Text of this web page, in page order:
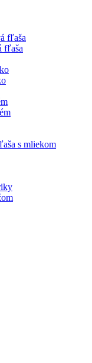
fľaša
fľaša
s mliekom